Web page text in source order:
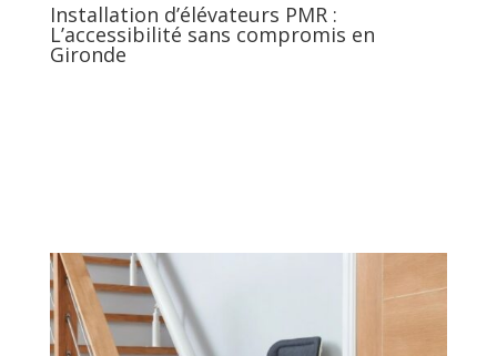
Installation d’élévateurs PMR :
L’accessibilité sans compromis en
Gironde